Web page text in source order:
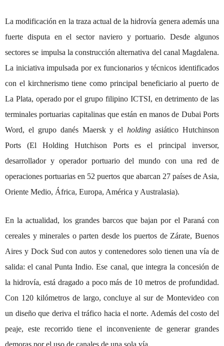
La modificación en la traza actual de la hidrovía genera además una
fuerte disputa en el sector naviero y portuario. Desde algunos
sectores se impulsa la construcción alternativa del canal Magdalena.
La iniciativa impulsada por ex funcionarios y técnicos identificados
con el kirchnerismo tiene como principal beneficiario al puerto de
La Plata, operado por el grupo filipino ICTSI, en detrimento de las
terminales portuarias capitalinas que están en manos de Dubai Ports
Word, el grupo danés Maersk y elholdingasiático Hutchinson
Ports (El Holding Hutchison Ports es el principal inversor,
desarrollador y operador portuario del mundo con una red de
operaciones portuarias en 52 puertos que abarcan 27 países de Asia,
Oriente Medio, África, Europa, América y Australasia).
En la actualidad, los grandes barcos que bajan por el Paraná con
cereales y minerales o parten desde los puertos de Zárate, Buenos
Aires y Dock Sud con autos y contenedores solo tienen una vía de
salida: el canal Punta Indio. Ese canal, que integra la concesión de
la hidrovía, está dragado a poco más de 10 metros de profundidad.
Con 120 kilómetros de largo, concluye al sur de Montevideo con
un diseño que deriva el tráfico hacia el norte. Además del costo del
peaje, este recorrido tiene el inconveniente de generar grandes
demoras por el uso de canales de una sola vía.